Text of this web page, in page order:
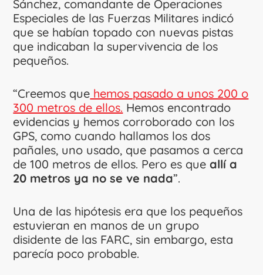
Sánchez, comandante de Operaciones
Especiales de las Fuerzas Militares indicó
que se habían topado con nuevas pistas
que indicaban la supervivencia de los
pequeños.
“Creemos que hemos pasado a unos 200 o
300 metros de ellos. Hemos encontrado
evidencias y hemos corroborado con los
GPS, como cuando hallamos los dos
pañales, uno usado, que pasamos a cerca
de 100 metros de ellos. Pero es queallí a
20 metros ya no se ve nada”.
Una de las hipótesis era que los pequeños
estuvieran en manos de un grupo
disidente de las FARC, sin embargo, esta
parecía poco probable.